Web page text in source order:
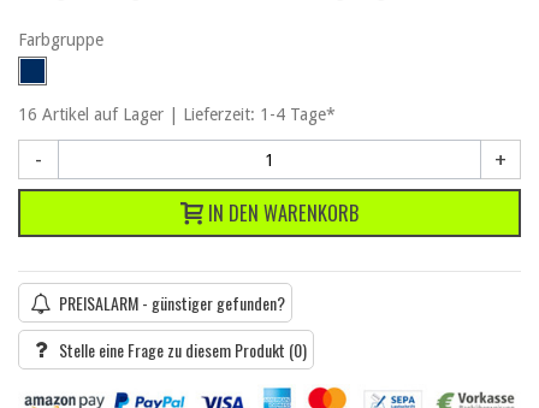
Farbgruppe
16 Artikel auf Lager | Lieferzeit: 1-4 Tage*
- +
IN DEN WARENKORB
PREISALARM - günstiger gefunden?
Stelle eine Frage zu diesem Produkt (0)